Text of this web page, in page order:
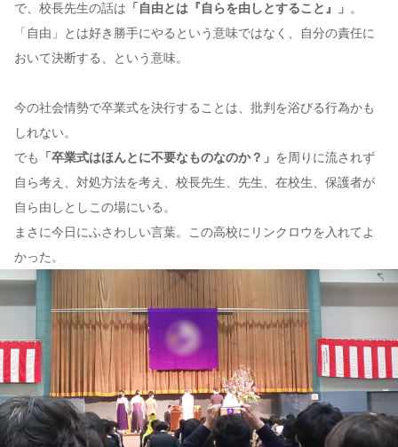
で、校長先生の話は 「自由とは『自らを由しとすること』」 。
「自由」とは好き勝手にやるという意味ではなく、自分の責任に
おいて決断する、という意味。
今の社会情勢で卒業式を決行することは、批判を浴びる行為かも
しれない。
でも
「卒業式はほんとに不要なものなのか？」 を周りに流されず
自ら考え、対処方法を考え、校長先生、先生、在校生、保護者が
自ら由しとしこの場にいる。
まさに今日にふさわしい言葉。この高校にリンクロウを入れてよ
かった。